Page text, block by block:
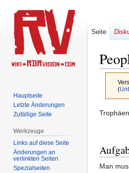
(
Zur
Zur
Man
Seite
Hauptseite
Letzte Änderungen
Zufällige Seite
Werkzeuge
Links auf diese Seite
Änderungen an
verlinkten Seiten
Spezialseiten